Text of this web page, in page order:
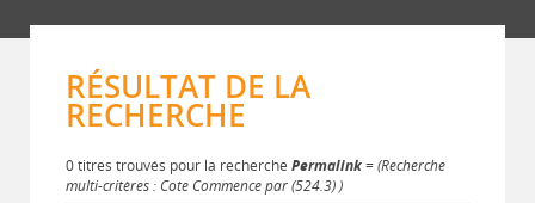
RÉSULTAT DE LA
RECHERCHE
0 titres trouvés pour la recherche Permalink= (Recherche
multi-critères : Cote Commence par (524.3) )